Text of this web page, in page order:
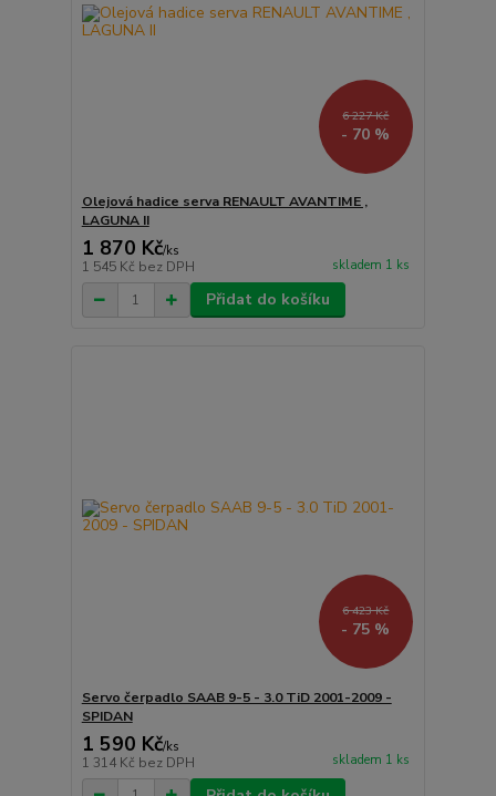
6 227 Kč
- 70 %
Olejová hadice serva RENAULT AVANTIME ,
LAGUNA II
1 870 Kč/ks
1 545 Kč bez DPH skladem 1 ks
Přidat do košíku
6 423 Kč
- 75 %
Servo čerpadlo SAAB 9-5 - 3.0 TiD 2001-2009 -
SPIDAN
1 590 Kč/ks
1 314 Kč bez DPH skladem 1 ks